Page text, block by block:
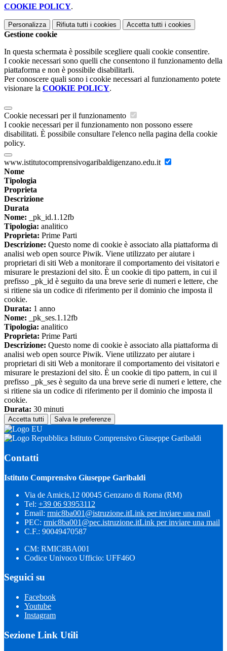
COOKIE POLICY.
Personalizza Rifiuta tutti i cookies Accetta tutti i cookies
Gestione cookie
In questa schermata è possibile scegliere quali cookie consentire.
I cookie necessari sono quelli che consentono il funzionamento della
piattaforma e non è possibile disabilitarli.
Per conoscere quali sono i cookie necessari al funzionamento potete
visionare la COOKIE POLICY.
Cookie necessari per il funzionamento
I cookie necessari per il funzionamento non possono essere
disabilitati. È possibile consultare l'elenco nella pagina della cookie
policy.
www.istitutocomprensivogaribaldigenzano.edu.it
Nome
Tipologia
Proprieta
Descrizione
Durata
Nome: _pk_id.1.12fb
Tipologia: analitico
Proprieta: Prime Parti
Descrizione: Questo nome di cookie è associato alla piattaforma di
analisi web open source Piwik. Viene utilizzato per aiutare i
proprietari di siti Web a monitorare il comportamento dei visitatori e
misurare le prestazioni del sito. È un cookie di tipo pattern, in cui il
prefisso _pk_id è seguito da una breve serie di numeri e lettere, che
si ritiene sia un codice di riferimento per il dominio che imposta il
cookie.
Durata: 1 anno
Nome: _pk_ses.1.12fb
Tipologia: analitico
Proprieta: Prime Parti
Descrizione: Questo nome di cookie è associato alla piattaforma di
analisi web open source Piwik. Viene utilizzato per aiutare i
proprietari di siti Web a monitorare il comportamento dei visitatori e
misurare le prestazioni del sito. È un cookie di tipo pattern, in cui il
prefisso _pk_ses è seguito da una breve serie di numeri e lettere, che
si ritiene sia un codice di riferimento per il dominio che imposta il
cookie.
Durata: 30 minuti
Accetta tutti Salva le preferenze
Istituto Comprensivo Giuseppe Garibaldi
Contatti
Istituto Comprensivo Giuseppe Garibaldi
Via de Amicis,12 00045 Genzano di Roma (RM)
Tel: +39 06 93953112
Email: rmic8ba001@istruzione.itLink per inviare una mail
PEC: rmic8ba001@pec.istruzione.itLink per inviare una mail
C.F.: 90049470587
CM: RMIC8BA001
Codice Univoco Ufficio: UFF46O
Seguici su
Facebook
Youtube
Instagram
Sezione Link Utili